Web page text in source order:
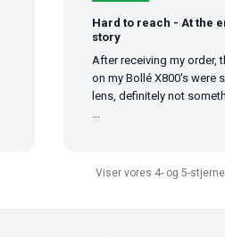
Hard to reach - At the
story
After receiving my order,
on my Bollé X800's were
lens, definitely not
Viser vores 4- og 5-